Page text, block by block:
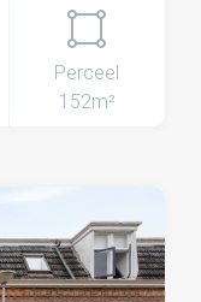
Perceel
152m²